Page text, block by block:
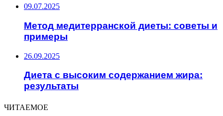
09.07.2025
Метод медитерранской диеты: советы и
примеры
26.09.2025
Диета с высоким содержанием жира:
результаты
ЧИТАЕМОЕ